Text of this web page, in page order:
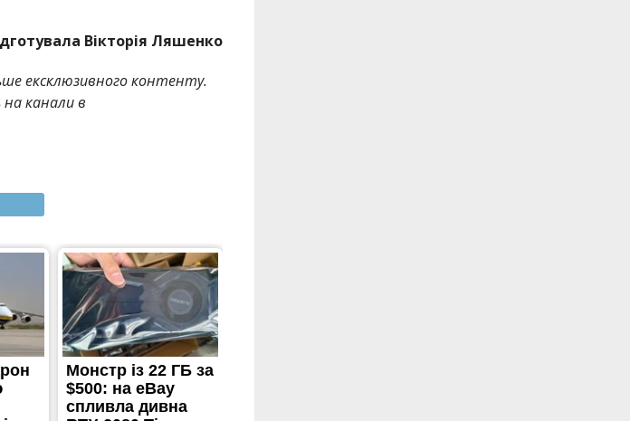
Вікторія Ляшенко
ексклюзивного контенту.
канали в